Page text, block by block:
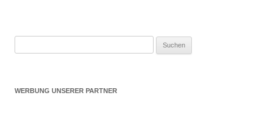
WERBUNG UNSERER PARTNER